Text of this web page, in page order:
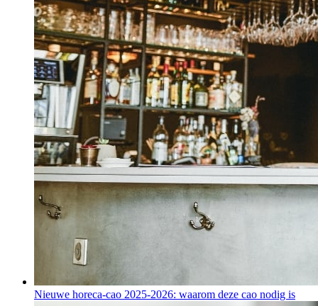
Nieuwe horeca-cao 2025-2026: waarom deze cao nodig is